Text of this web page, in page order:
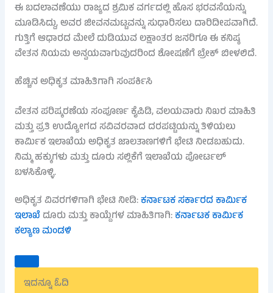
ಈ ಬದಲಾವಣೆಯು ರಾಜ್ಯದ ಶ್ರಮಿಕ ವರ್ಗದಲ್ಲಿ ಹೊಸ ಭರವಸೆಯನ್ನು
ಮೂಡಿಸಿದ್ದು, ಅವರ ಜೀವನಮಟ್ಟವನ್ನು ಸುಧಾರಿಸಲು ದಾರಿದೀಪವಾಗಿದೆ.
ಗುತ್ತಿಗೆ ಆಧಾರದ ಮೇಲೆ ದುಡಿಯುವ ಲಕ್ಷಾಂತರ ಜನರಿಗೂ ಈ ಕನಿಷ್ಠ
ವೇತನ ನಿಯಮ ಅನ್ವಯವಾಗುವುದರಿಂದ ಶೋಷಣೆಗೆ ಬ್ರೇಕ್ ಬೀಳಲಿದೆ.
ಹೆಚ್ಚಿನ ಅಧಿಕೃತ ಮಾಹಿತಿಗಾಗಿ ಸಂಪರ್ಕಿಸಿ
ವೇತನ ಪರಿಷ್ಕರಣೆಯ ಸಂಪೂರ್ಣ ಕೈಪಿಡಿ, ವಲಯವಾರು ನಿಖರ ಮಾಹಿತಿ
ಮತ್ತು ಪ್ರತಿ ಉದ್ಯೋಗದ ಸವಿವರವಾದ ದರಪಟ್ಟಿಯನ್ನು ತಿಳಿಯಲು
ಕಾರ್ಮಿಕ ಇಲಾಖೆಯ ಅಧಿಕೃತ ಜಾಲತಾಣಗಳಿಗೆ ಭೇಟಿ ನೀಡಬಹುದು.
ನಿಮ್ಮ ಹಕ್ಕುಗಳು ಮತ್ತು ದೂರು ಸಲ್ಲಿಕೆಗೆ ಇಲಾಖೆಯ ಪೋರ್ಟಲ್
ಬಳಸಿಕೊಳ್ಳಿ.
ಅಧಿಕೃತ ವಿವರಗಳಿಗಾಗಿ ಭೇಟಿ ನೀಡಿ:ಕರ್ನಾಟಕ ಸರ್ಕಾರದ ಕಾರ್ಮಿಕ
ಇಲಾಖೆ ದೂರು ಮತ್ತು ಕಾಯ್ದೆಗಳ ಮಾಹಿತಿಗಾಗಿ:ಕರ್ನಾಟಕ ಕಾರ್ಮಿಕ
ಕಲ್ಯಾಣ ಮಂಡಳಿ
ಇದನ್ನೂ ಓದಿ